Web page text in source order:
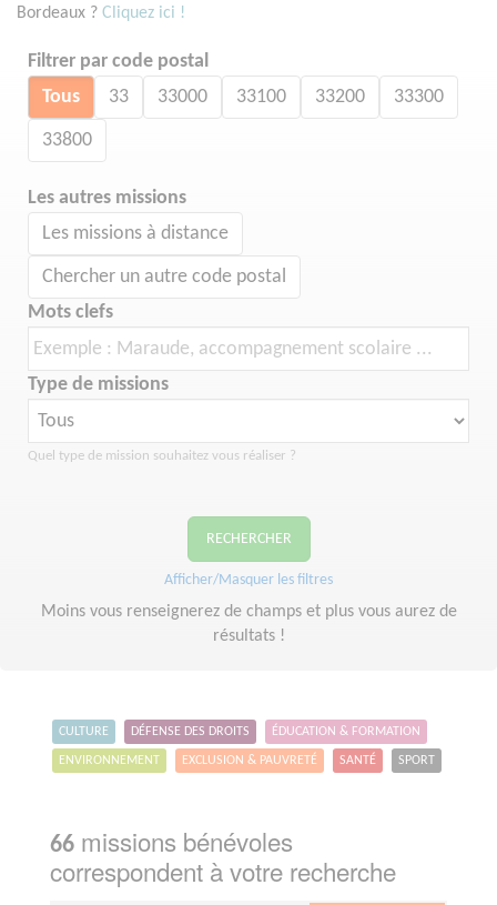
Bordeaux ? Cliquez ici !
Filtrer par code postal
Tous 33 33000 33100 33200 33300
33800
Les autres missions
Les missions à distance
Chercher un autre code postal
Mots clefs
Type de missions
Quel type de mission souhaitez vous réaliser ?
RECHERCHER
Afficher/Masquer les filtres
Moins vous renseignerez de champs et plus vous aurez de
résultats !
CULTURE DÉFENSE DES DROITS ÉDUCATION & FORMATION
ENVIRONNEMENT EXCLUSION & PAUVRETÉ SANTÉ SPORT
66 missions bénévoles
correspondent à votre recherche